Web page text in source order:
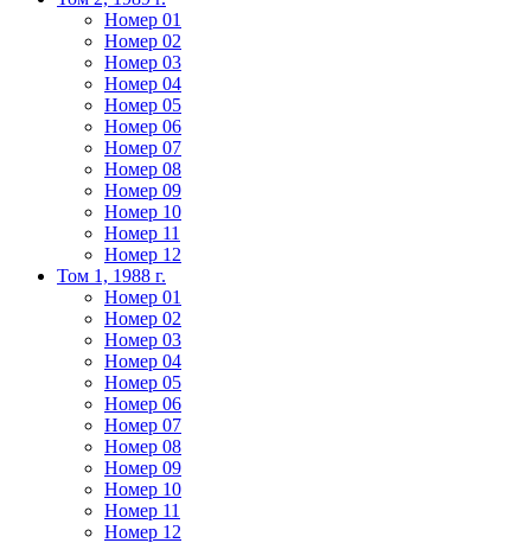
Номер 01
Номер 02
Номер 03
Номер 04
Номер 05
Номер 06
Номер 07
Номер 08
Номер 09
Номер 10
Номер 11
Номер 12
Том 1, 1988 г.
Номер 01
Номер 02
Номер 03
Номер 04
Номер 05
Номер 06
Номер 07
Номер 08
Номер 09
Номер 10
Номер 11
Номер 12